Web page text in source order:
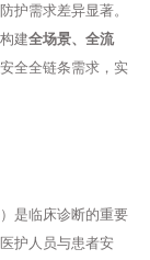
护需求差异显著。
建全场景、全流
全全链条需求，实
是临床诊断的重要
护人员与患者安